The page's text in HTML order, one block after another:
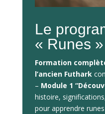
Le
« Runes »
Formation
l’ancien Futhark
– Module 1
histoire,
pour apprendre